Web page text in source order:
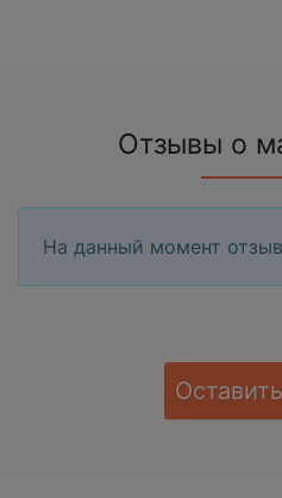
Отзывы о
На данный момент